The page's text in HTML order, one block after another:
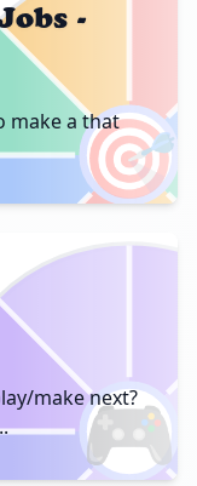
🎯
-
make a that
🎮
make next?